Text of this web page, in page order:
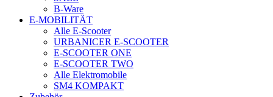
B-Ware
E-MOBILITÄT
Alle E-Scooter
URBANICER E-SCOOTER
E-SCOOTER ONE
E-SCOOTER TWO
Alle Elektromobile
SM4 KOMPAKT